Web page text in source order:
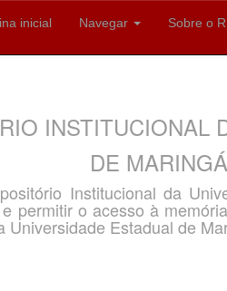
inicial Navegar Sobre o
INSTITUCIONAL
DE
Institucional da
permitir o acesso à
Universidade Estadual de